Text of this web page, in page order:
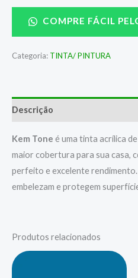
COMPRE FÁCIL
Categoria: TINTA/ PINTURA
Descrição
Kem Tone é uma tinta acrílica
maior cobertura para sua casa,
perfeito e excelente rendimento.
embelezam e protegem
Produtos relacionados